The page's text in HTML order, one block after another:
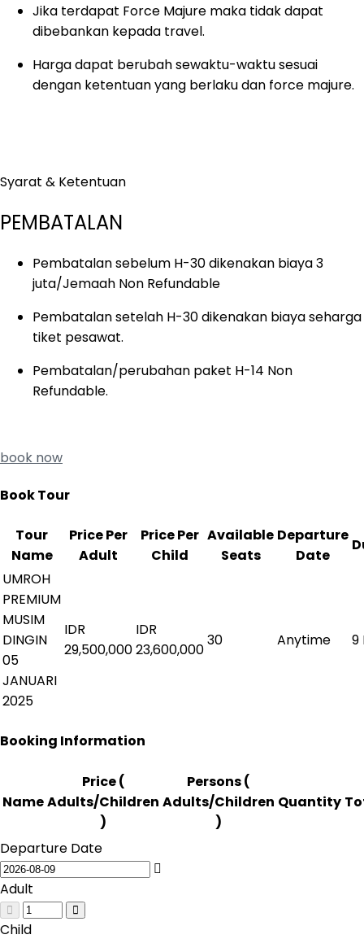
Jika terdapat Force Majure maka tidak dapat
dibebankan kepada travel.
Harga dapat berubah sewaktu-waktu sesuai
dengan ketentuan yang berlaku dan force majure.
Syarat & Ketentuan
PEMBATALAN
Pembatalan sebelum H-30 dikenakan biaya 3
juta/Jemaah Non Refundable
Pembatalan setelah H-30 dikenakan biaya seharga
tiket pesawat.
Pembatalan/perubahan paket H-14 Non
Refundable.
book now
Book Tour
Tour
Name
Price Per
Adult
Price Per
Child
Available
Seats
Departure
Date
UMROH
PREMIUM
MUSIM
DINGIN
05
JANUARI
2025
IDR
29,500,000
IDR
23,600,000
30 Anytime 9
Booking Information
Name
Price (
Adults/Children
)
Persons (
Adults/Children
)
Quantity
Departure Date
Adult
Child